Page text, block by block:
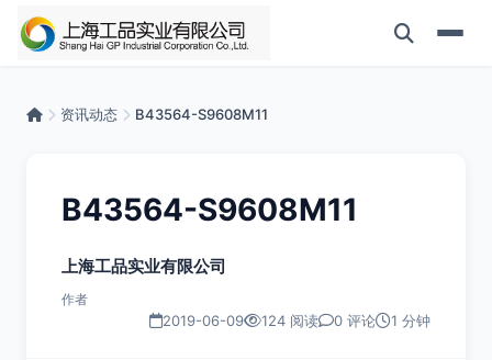
资讯动态 B43564-S9608M11
B43564-S9608M11
上海工品实业有限公司
作者
2019-06-09 124 阅读 0 评论 1 分钟